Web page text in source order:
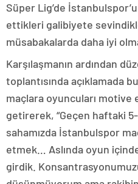
Süper Lig’de
ettikleri galibiyete
müsabakalarda daha iyi
Karşılaşmanın ardından
toplantısında açıklamada
maçlara oyuncuları
getirerek, “Geçen haftaki
sahamızda İstanbulspor
etmek… Aslında oyun
girdik.